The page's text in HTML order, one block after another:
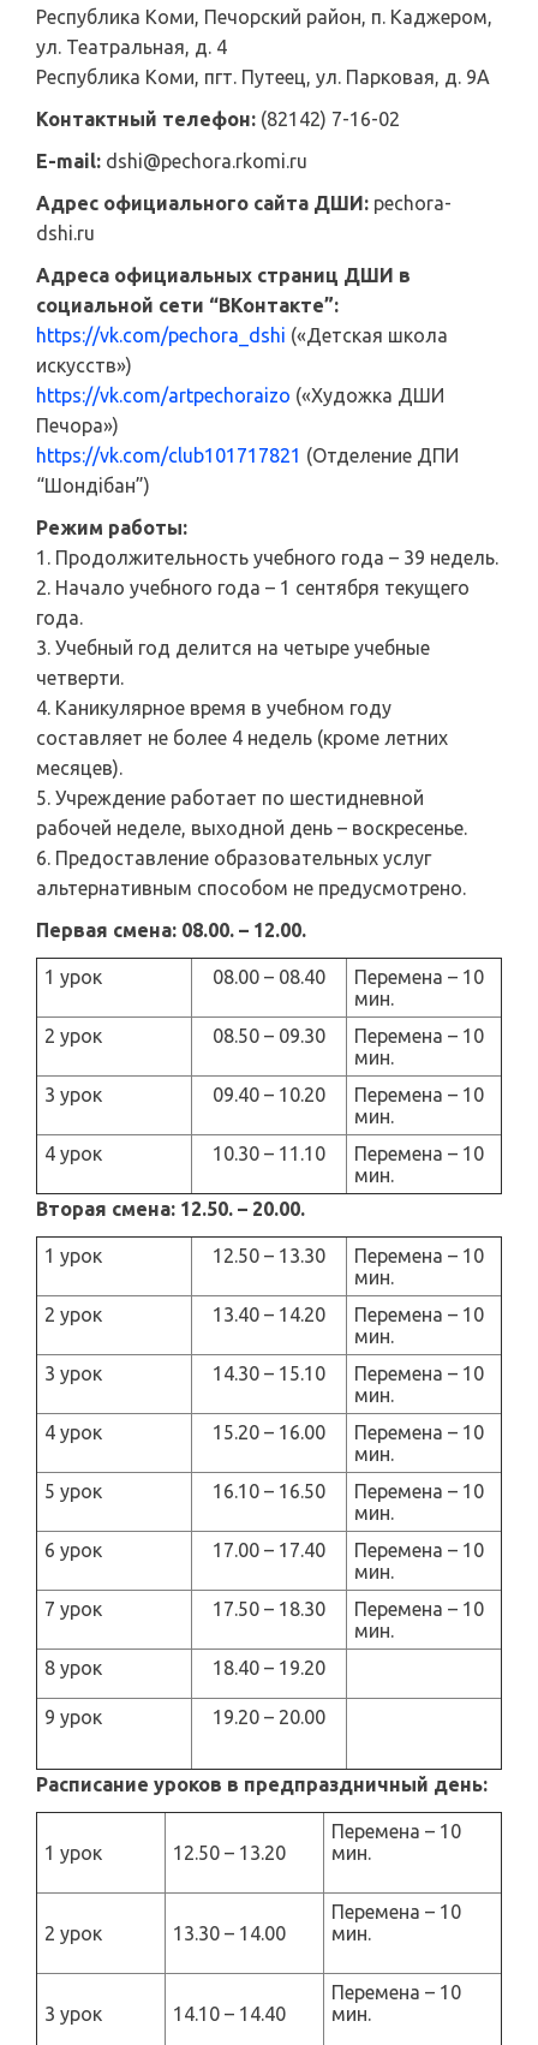
Республика Коми, Печорский район, п. Каджером,
ул. Театральная, д. 4
Республика Коми, пгт. Путеец, ул. Парковая, д. 9А
Контактный телефон: (82142) 7-16-02
E-mail: dshi@pechora.rkomi.ru
Адрес официального сайта ДШИ: pechora-
dshi.ru
Адреса официальных страниц ДШИ в
социальной сети “ВКонтакте”:
https://vk.com/pechora_dshi («Детская школа
искусств»)
https://vk.com/artpechoraizo («Художка ДШИ
Печора»)
https://vk.com/club101717821 (Отделение ДПИ
“Шондiбан”)
Режим работы:
1. Продолжительность учебного года – 39 недель.
2. Начало учебного года – 1 сентября текущего
года.
3. Учебный год делится на четыре учебные
четверти.
4. Каникулярное время в учебном году
составляет не более 4 недель (кроме летних
месяцев).
5. Учреждение работает по шестидневной
рабочей неделе, выходной день – воскресенье.
6. Предоставление образовательных услуг
альтернативным способом не предусмотрено.
Первая смена: 08.00. – 12.00.
1 урок 08.00 – 08.40
Перемена – 10
мин.
2 урок
08.50 – 09.30
Перемена – 10
мин.
3 урок
09.40 – 10.20
Перемена – 10
мин.
4 урок
10.30 – 11.10
Перемена – 10
мин.
Вторая смена: 12.50. – 20.00.
1 урок 12.50 – 13.30
Перемена – 10
мин.
2 урок
13.40 – 14.20
Перемена – 10
мин.
3 урок
14.30 – 15.10
Перемена – 10
мин.
4 урок
15.20 – 16.00
Перемена – 10
мин.
5 урок
16.10 – 16.50
Перемена – 10
мин.
6 урок
17.00 – 17.40
Перемена – 10
мин.
7 урок
17.50 – 18.30
Перемена – 10
мин.
8 урок
18.40 – 19.20
9 урок 19.20 – 20.00
Расписание уроков в предпраздничный день:
1 урок 12.50 – 13.20
Перемена – 10
мин.
2 урок 13.30 – 14.00
Перемена – 10
мин.
3 урок 14.10 – 14.40
Перемена – 10
мин.